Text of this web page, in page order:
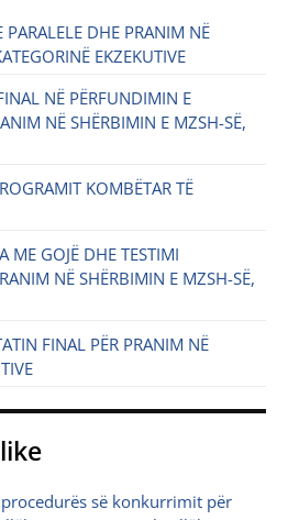
PARALELE DHE PRANIM NË
EKZEKUTIVE
NË PËRFUNDIMIN E
NË SHËRBIMIN E MZSH-SË,
KOMBËTAR TË
ME GOJË DHE TESTIMI
NË SHËRBIMIN E MZSH-SË,
FINAL PËR PRANIM NË
së konkurrimit për